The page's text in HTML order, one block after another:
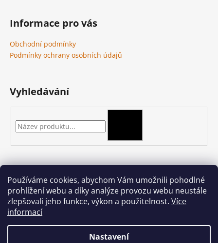
Používáme cookies, abychom Vám umožnili pohodlné
prohlížení webu a díky analýze provozu webu neustále
zlepšovali jeho funkce, výkon a použitelnost. Více
informací
Nastavení
Informace pro vás
Obchodní podmínky
Podmínky ochrany osobních údajů
Vyhledávání
podkova-shop@seznam.cz
+420 704 397 000